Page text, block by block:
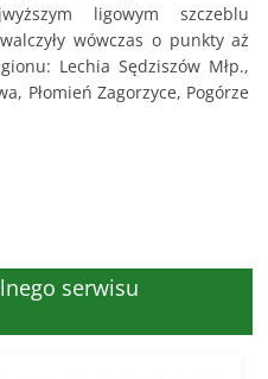
ligowym szczeblu
wówczas o punkty aż
Lechia Sędziszów Młp.,
Płomień Zagorzyce, Pogórze
serwisu